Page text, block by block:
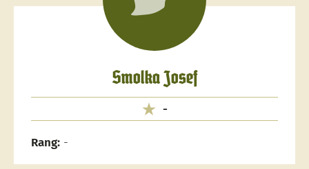
Smolka Josef
-
Rang: -